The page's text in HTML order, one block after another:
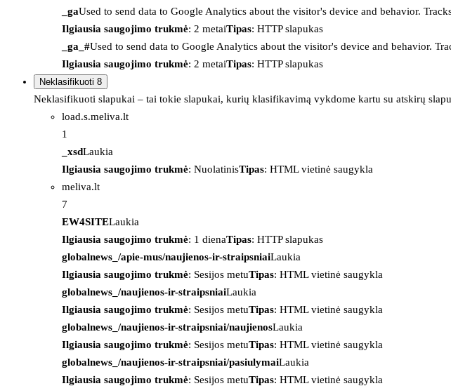
_gaUsed to send data to Google Analytics about the visitor's device and behavior.
Ilgiausia saugojimo trukmė: 2 metaiTipas: HTTP slapukas
_ga_#Used to send data to Google Analytics about the visitor's device and behavior.
Ilgiausia saugojimo trukmė: 2 metaiTipas: HTTP slapukas
Neklasifikuoti 8
Neklasifikuoti slapukai – tai tokie slapukai, kurių klasifikavimą vykdome kartu su atskirų
load.s.meliva.lt
1
_xsdLaukia
Ilgiausia saugojimo trukmė: NuolatinisTipas: HTML vietinė saugykla
meliva.lt
7
EW4SITELaukia
Ilgiausia saugojimo trukmė: 1 dienaTipas: HTTP slapukas
globalnews_/apie-mus/naujienos-ir-straipsniaiLaukia
Ilgiausia saugojimo trukmė: Sesijos metuTipas: HTML vietinė saugykla
globalnews_/naujienos-ir-straipsniaiLaukia
Ilgiausia saugojimo trukmė: Sesijos metuTipas: HTML vietinė saugykla
globalnews_/naujienos-ir-straipsniai/naujienosLaukia
Ilgiausia saugojimo trukmė: Sesijos metuTipas: HTML vietinė saugykla
globalnews_/naujienos-ir-straipsniai/pasiulymaiLaukia
Ilgiausia saugojimo trukmė: Sesijos metuTipas: HTML vietinė saugykla